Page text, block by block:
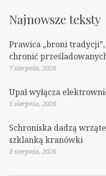
Najnowsze teksty
Prawica „broni
chronić
7 sierpnia, 2026
Upał wyłącza
5 sierpnia, 2026
Schroniska dadzą
szklanką kranówki
3 sierpnia, 2026